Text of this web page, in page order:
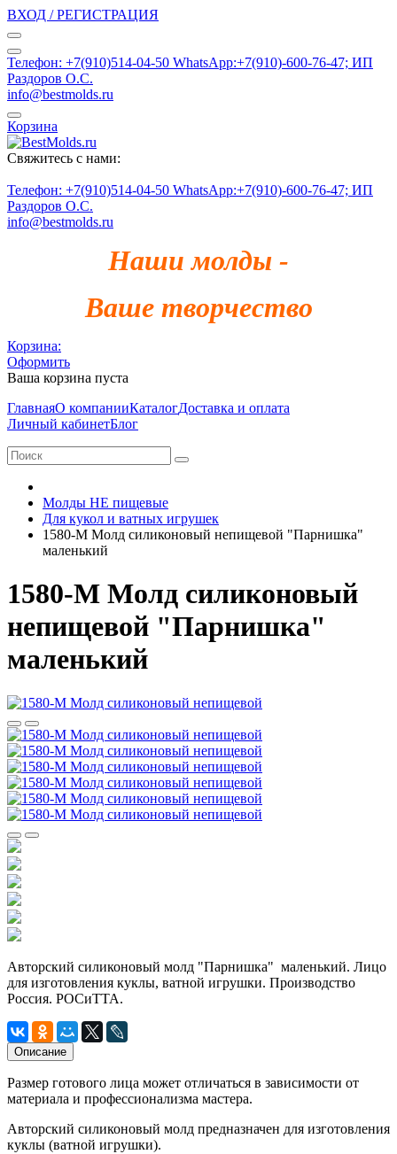
ВХОД / РЕГИСТРАЦИЯ
Телефон: +7(910)514-04-50 WhatsApp:+7(910)-600-76-47; ИП
Раздоров О.С.
info@bestmolds.ru
Корзина
Свяжитесь с нами:
Телефон: +7(910)514-04-50 WhatsApp:+7(910)-600-76-47; ИП
Раздоров О.С.
info@bestmolds.ru
Наши молды -
Ваше творчество
Корзина:
Оформить
Ваша корзина пуста
ГлавнаяО компанииКаталогДоставка и оплата
Личный кабинетБлог
Молды НЕ пищевые
Для кукол и ватных игрушек
1580-М Молд силиконовый непищевой "Парнишка"
маленький
1580-М Молд силиконовый
непищевой "Парнишка"
маленький
Авторский силиконовый молд "Парнишка" маленький. Лицо
для изготовления куклы, ватной игрушки. Производство
Россия. РОСиТТА.
Описание
Размер готового лица может отличаться в зависимости от
материала и профессионализма мастера.
Авторский силиконовый молд предназначен для изготовления
куклы (ватной игрушки).